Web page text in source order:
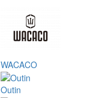
WACACO
Outin